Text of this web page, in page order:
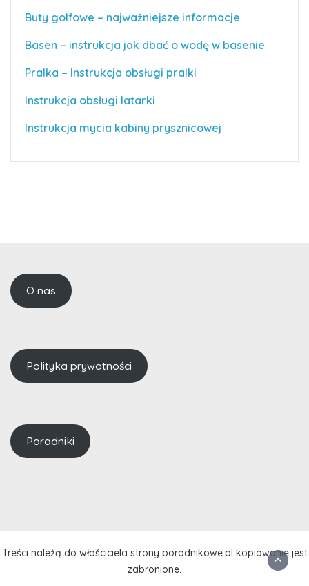
Buty golfowe – najważniejsze informacje
Basen – instrukcja jak dbać o wodę w basenie
Pralka – Instrukcja obsługi pralki
Instrukcja obsługi latarki
Instrukcja mycia kabiny prysznicowej
O nas
Polityka prywatności
Poradniki
Treści należą do właściciela strony poradnikowe.pl kopiowanie jest
zabronione.